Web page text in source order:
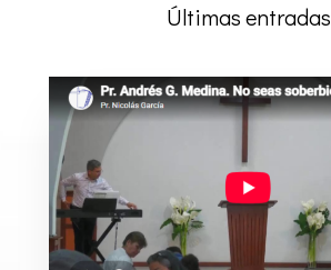
Últimas entradas